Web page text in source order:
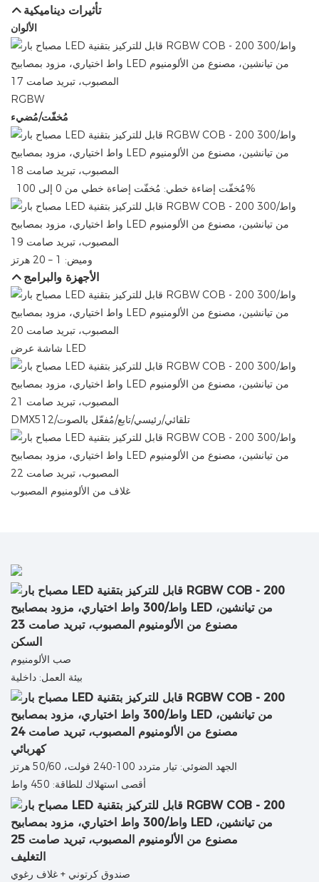
تأثيرات ديناميكية
الألوان
RGBW
مُخفّت/مُضيء
مُخفّت إضاءة خطي: ​​مُخفّت إضاءة خطي من 0 إلى 100%
وميض: 1 – 20 هرتز
الأجهزة والبرامج
شاشة عرض LED
DMX512/تلقائي/رئيسي/تابع/مُفعّل بالصوت
غلاف من الألومنيوم المصبوب
السكن
صب الألومنيوم
بيئة العمل: داخلية
كهربائي
الجهد الضوئي: تيار متردد 100-240 فولت، 50/60 هرتز
أقصى استهلاك للطاقة: 450 واط
التغليف
صندوق كرتوني + غلاف رغوي